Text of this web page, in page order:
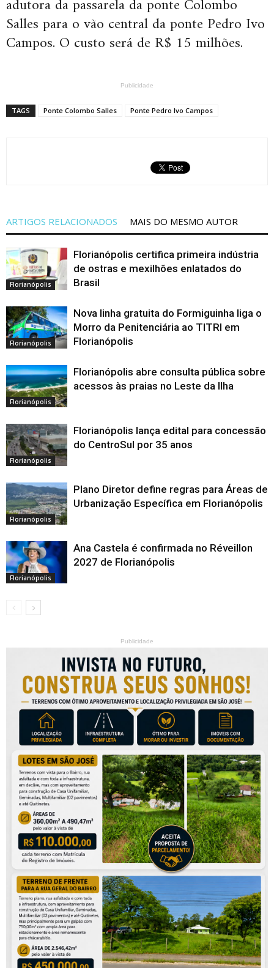
adutora da passarela da ponte Colombo
Salles para o vão central da ponte Pedro Ivo
Campos. O custo será de R$ 15 milhões.
Publicidade
TAGS Ponte Colombo Salles Ponte Pedro Ivo Campos
ARTIGOS RELACIONADOS MAIS DO MESMO AUTOR
Florianópolis
Florianópolis certifica primeira indústria
de ostras e mexilhões enlatados do
Brasil
Florianópolis
Nova linha gratuita do Formiguinha liga o
Morro da Penitenciária ao TITRI em
Florianópolis
Florianópolis
Florianópolis abre consulta pública sobre
acessos às praias no Leste da Ilha
Florianópolis
Florianópolis lança edital para concessão
do CentroSul por 35 anos
Florianópolis
Plano Diretor define regras para Áreas de
Urbanização Específica em Florianópolis
Florianópolis
Ana Castela é confirmada no Réveillon
2027 de Florianópolis
Publicidade